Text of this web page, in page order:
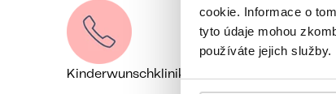
cookie. Informace o
tyto údaje mohou
používáte jejich služby.
Kinderwunschklinik Prag, Tschechien